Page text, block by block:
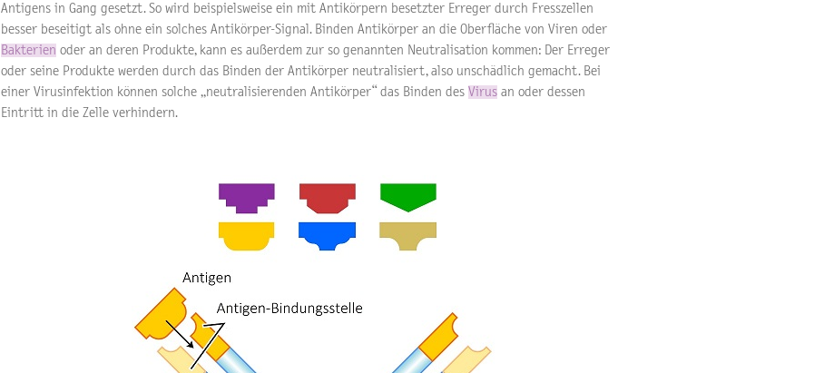
Antigens in Gang gesetzt. So wird beispielsweise ein mit Antikörpern besetzter Erreger durch Fresszellen
besser beseitigt als ohne ein solches Antikörper-Signal. Binden Antikörper an die Oberfläche von Viren oder
Bakterien oder an deren Produkte, kann es außerdem zur so genannten Neutralisation kommen: Der Erreger
oder seine Produkte werden durch das Binden der Antikörper neutralisiert, also unschädlich gemacht. Bei
einer Virusinfektion können solche „neutralisierenden Antikörper“ das Binden des Virus an oder dessen
Eintritt in die Zelle verhindern.